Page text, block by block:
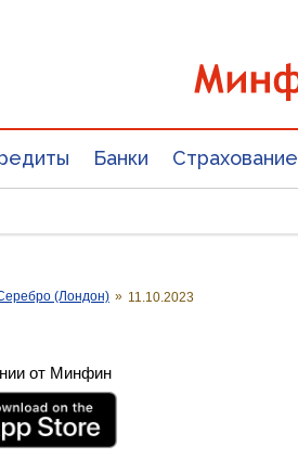
Банки Страхование
(Лондон) » 11.10.2023
от Минфин